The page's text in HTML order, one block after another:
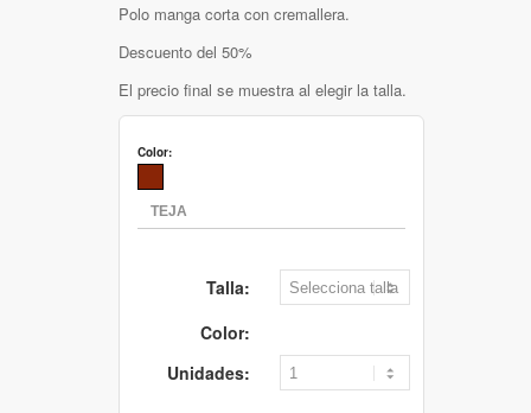
Polo manga corta con cremallera.
Descuento del 50%
El precio final se muestra al elegir la talla.
Color:
Talla:
Color:
Unidades: